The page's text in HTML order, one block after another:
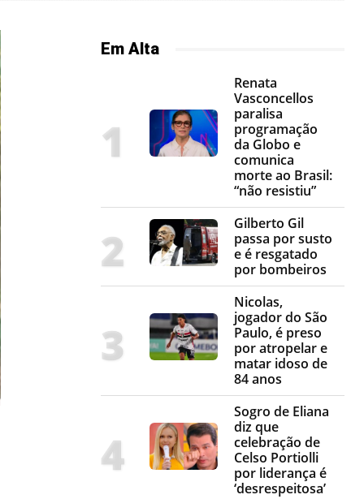
Em Alta
Renata
Vasconcellos
paralisa
programação
da Globo e
comunica
morte ao Brasil:
“não resistiu”
Gilberto Gil
passa por susto
e é resgatado
por bombeiros
Nicolas,
jogador do São
Paulo, é preso
por atropelar e
matar idoso de
84 anos
Sogro de Eliana
diz que
celebração de
Celso Portiolli
por liderança é
‘desrespeitosa’